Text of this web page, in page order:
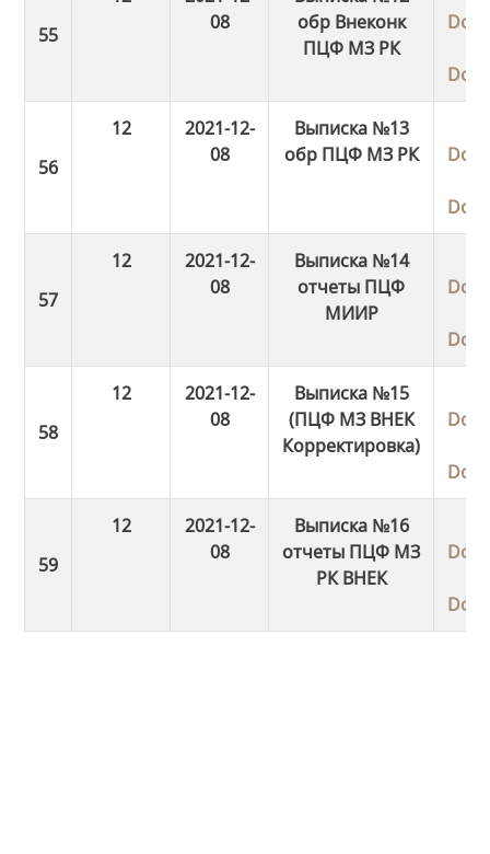
08
обр Внеконк
ПЦФ МЗ РК
12
2021-12-
08
Выписка №13
обр ПЦФ МЗ РК
12
2021-12-
08
Выписка №14
отчеты ПЦФ
МИИР
12
2021-12-
08
Выписка №15
(ПЦФ МЗ ВНЕК
Корректировка)
12
2021-12-
08
Выписка №16
отчеты ПЦФ МЗ
РК ВНЕК